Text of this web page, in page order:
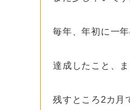
毎年、年初に一
達成したこと、
残すところ2カ月